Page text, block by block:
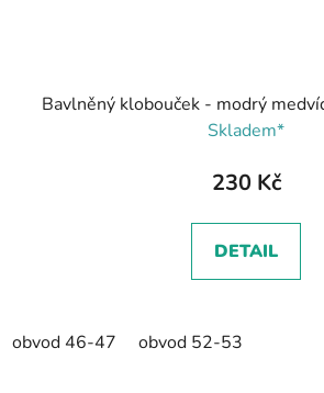
Bavlněný klobouček - modrý
Skladem*
230 Kč
DETAIL
obvod 46-47 obvod 52-53